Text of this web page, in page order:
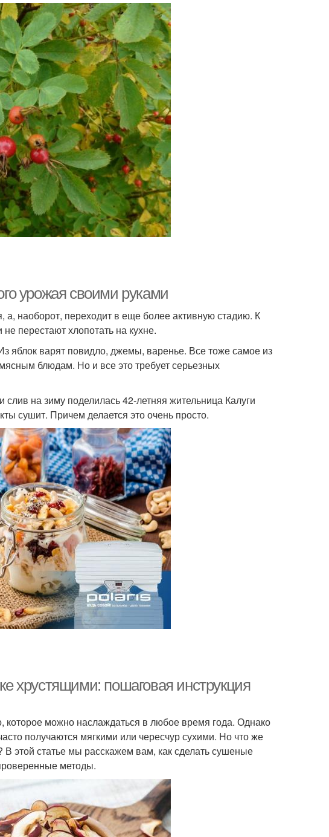
урожая своими руками
а, наоборот, переходит в еще более активную стадию. К
перестают хлопотать на кухне.
яблок варят повидло, джемы, варенье. Все тоже самое из
блюдам. Но и все это требует серьезных
на зиму поделилась 42-летняя жительница Калуги
сушит. Причем делается это очень просто.
хрустящими: пошаговая инструкция
которое можно наслаждаться в любое время года. Однако
получаются мягкими или чересчур сухими. Но что же
этой статье мы расскажем вам, как сделать сушеные
методы.